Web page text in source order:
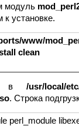
модуль
к установке.
www/
clean
в /usr/local/
. Строка
perl_module